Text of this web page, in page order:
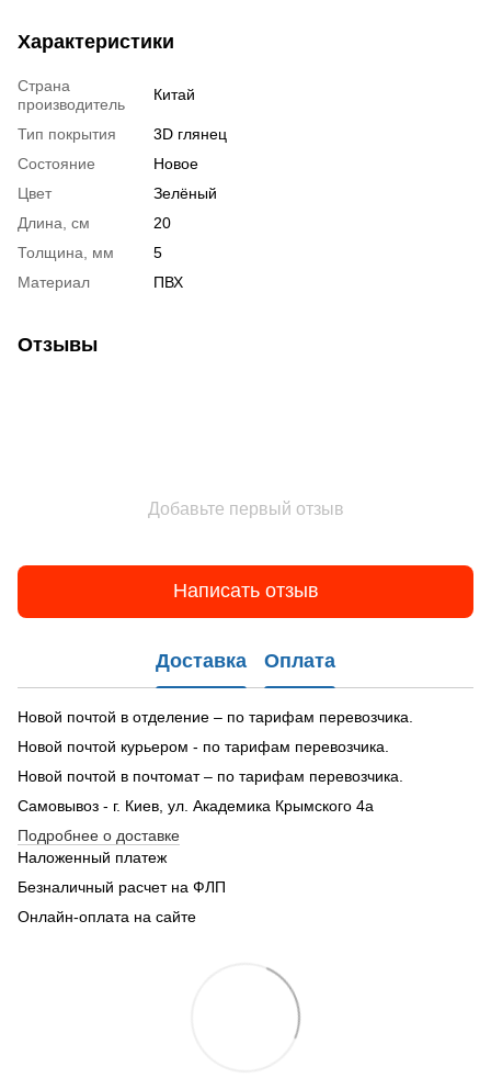
Характеристики
Страна
производитель
Китай
Тип покрытия
3D глянец
Состояние
Новое
Цвет
Зелёный
Длина, см
20
Толщина, мм
5
Материал
ПВХ
Отзывы
Добавьте первый отзыв
Написать отзыв
Доставка Оплата
Новой почтой в отделение – по тарифам перевозчика.
Новой почтой курьером - по тарифам перевозчика.
Новой почтой в почтомат – по тарифам перевозчика.
Самовывоз - г. Киев, ул. Академика Крымского 4а
Подробнее о доставке
Наложенный платеж
Безналичный расчет на ФЛП
Онлайн-оплата на сайте